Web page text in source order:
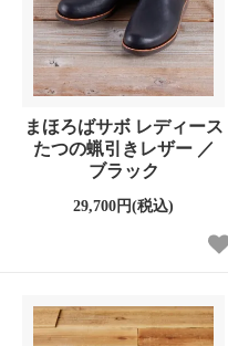
まほろばサボ レディース
たつの蝋引きレザー ／
ブラック
29,700円(税込)